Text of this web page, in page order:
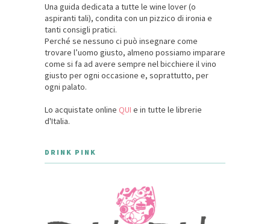
Una guida dedicata a tutte le wine lover (o
aspiranti tali), condita con un pizzico di ironia e
tanti consigli pratici.
Perché se nessuno ci può insegnare come
trovare l’uomo giusto, almeno possiamo imparare
come si fa ad avere sempre nel bicchiere il vino
giusto per ogni occasione e, soprattutto, per
ogni palato.
Lo acquistate online QUI e in tutte le librerie
d'Italia.
DRINK PINK